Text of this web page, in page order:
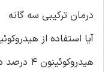
درمان ترکیبی سه گانه
آیا استفاده از
هیدروکوئینون 4 درصد در برابر اسید سالیسیلیک 30 درصد